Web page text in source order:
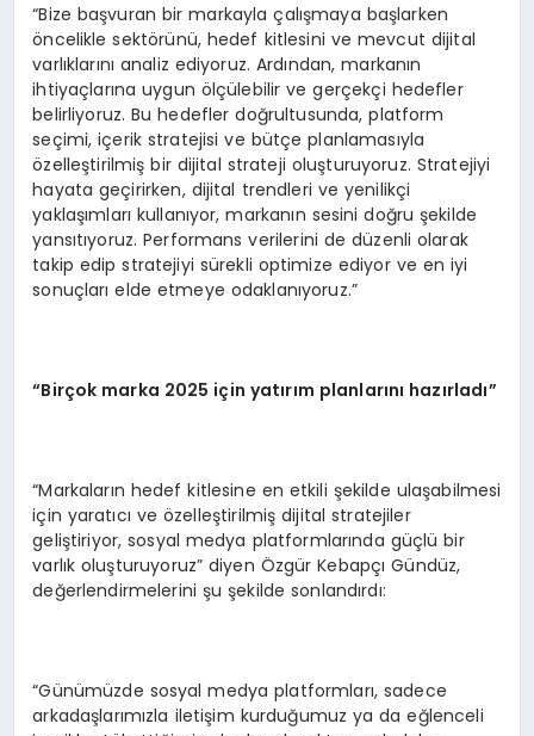
“Bize başvuran bir markayla çalışmaya başlarken
öncelikle sektörünü, hedef kitlesini ve mevcut dijital
varlıklarını analiz ediyoruz. Ardından, markanın
ihtiyaçlarına uygun ölçülebilir ve gerçekçi hedefler
belirliyoruz. Bu hedefler doğrultusunda, platform
seçimi, içerik stratejisi ve bütçe planlamasıyla
özelleştirilmiş bir dijital strateji oluşturuyoruz. Stratejiyi
hayata geçirirken, dijital trendleri ve yenilikçi
yaklaşımları kullanıyor, markanın sesini doğru şekilde
yansıtıyoruz. Performans verilerini de düzenli olarak
takip edip stratejiyi sürekli optimize ediyor ve en iyi
sonuçları elde etmeye odaklanıyoruz.”
“Birçok marka 2025 için yatırım planlarını hazırladı”
“Markaların hedef kitlesine en etkili şekilde ulaşabilmesi
için yaratıcı ve özelleştirilmiş dijital stratejiler
geliştiriyor, sosyal medya platformlarında güçlü bir
varlık oluşturuyoruz” diyen Özgür Kebapçı Gündüz,
değerlendirmelerini şu şekilde sonlandırdı:
“Günümüzde sosyal medya platformları, sadece
arkadaşlarımızla iletişim kurduğumuz ya da eğlenceli